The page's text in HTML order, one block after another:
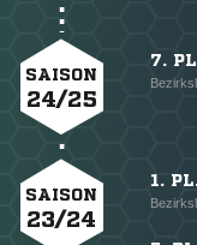
SAISON
24/25
7.
SAISON
23/24
1.